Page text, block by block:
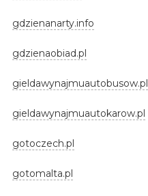
gdzienanarty.info
gdzienaobiad.pl
gieldawynajmuautobusow.pl
gieldawynajmuautokarow.pl
gotoczech.pl
gotomalta.pl